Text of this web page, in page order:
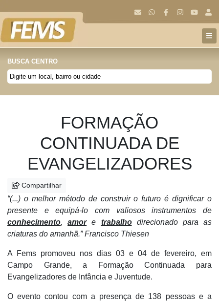
BUSCA CENTRO
FORMAÇÃO
CONTINUADA DE
EVANGELIZADORES
Compartilhar
“(...) o melhor método de construir o futuro é dignificar o
presente e equipá-lo com valiosos instrumentos de
conhecimento,amore trabalhodirecionado para as
criaturas do amanhã.” Francisco Thiesen
A Fems promoveu nos dias 03 e 04 de fevereiro, em
Campo Grande, a Formação Continuada para
Evangelizadores de Infância e Juventude.
O evento contou com a presença de 138 pessoas e a